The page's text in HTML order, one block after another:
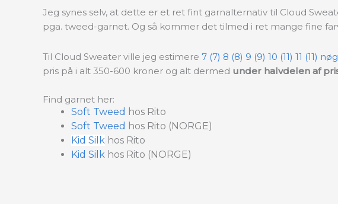
Jeg synes selv, at dette er et ret fint garnalternativ til Cloud
pga. tweed-garnet. Og så kommer det tilmed i ret mange fine
Til Cloud Sweater ville jeg estimere 7 (7) 8 (8) 9 (9) 10 (11) 11 (11)
pris på i alt 350-600 kroner og alt dermed under halvdelen af
Find garnet her:
Soft Tweed hos Rito
Soft Tweed hos Rito (NORGE)
Kid Silk hos Rito
Kid Silk hos Rito (NORGE)